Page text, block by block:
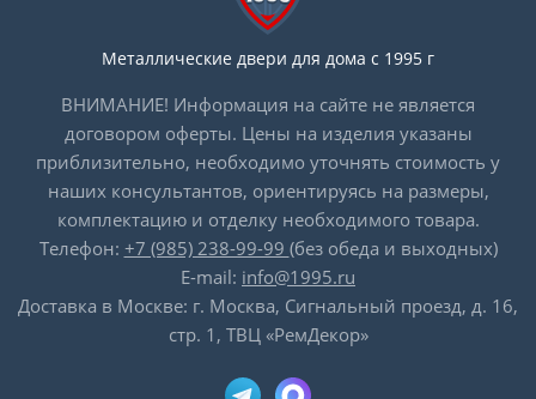
Металлические двери для дома с 1995 г
ВНИМАНИЕ! Информация на сайте не является
договором оферты. Цены на изделия указаны
приблизительно, необходимо уточнять стоимость у
наших консультантов, ориентируясь на размеры,
комплектацию и отделку необходимого товара.
Телефон: +7 (985) 238-99-99 (без обеда и выходных)
E-mail: info@1995.ru
Доставка в Москве: г. Москва, Сигнальный проезд, д. 16,
стр. 1, ТВЦ «РемДекор»